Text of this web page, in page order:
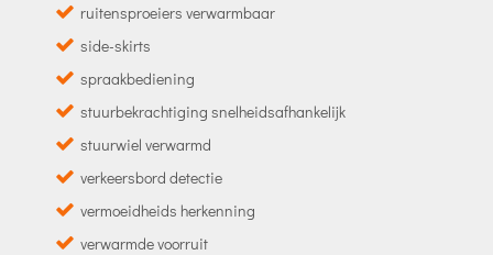
ruitensproeiers verwarmbaar
side-skirts
spraakbediening
stuurbekrachtiging snelheidsafhankelijk
stuurwiel verwarmd
verkeersbord detectie
vermoeidheids herkenning
verwarmde voorruit